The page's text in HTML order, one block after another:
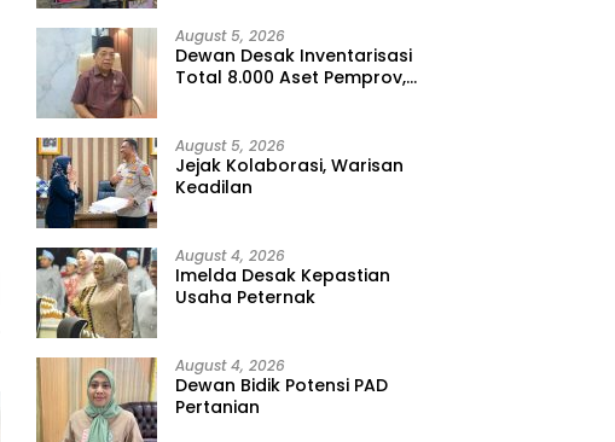
August 5, 2026
Dewan Desak Inventarisasi
Total 8.000 Aset Pemprov,
August 5, 2026
Jejak Kolaborasi, Warisan
Keadilan
August 4, 2026
Imelda Desak Kepastian
Usaha Peternak
August 4, 2026
Dewan Bidik Potensi PAD
Pertanian